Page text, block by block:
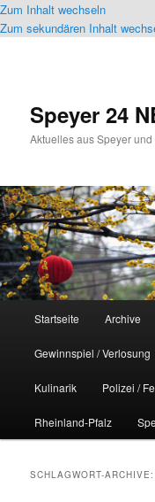
Zum Inhalt wechseln
Zum sekundären Inhalt
Speyer 24
Aktuelles aus Speyer
Startseite Archive
Gewinnspiel / Verlosung
Kulinarik Polizei /
Rheinland-Pfalz
SCHLAGWORT-ARCHIVE: